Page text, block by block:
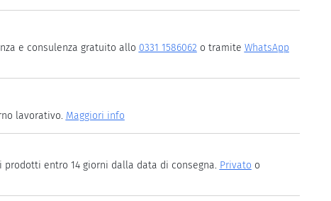
e consulenza gratuito allo 0331 1586062 o tramite WhatsApp
lavorativo. Maggiori info
prodotti entro 14 giorni dalla data di consegna. Privato o